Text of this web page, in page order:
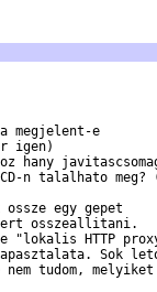
megjelent-e
igen)
hany
n talalhato meg?
egy gepet
osszeallitani.
"lokalis HTTP
Sok
tudom, melyiket